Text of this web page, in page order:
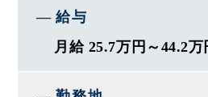
◎プライベートと両立しやす
定休日＋シフト制で休みは自
大型連休はしっかり休めて
給与
月給 25.7万円～44.2万